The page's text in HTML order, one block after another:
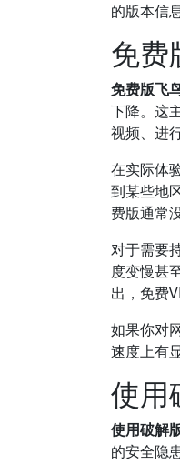
的版本信
免费
免费版飞
下降。这
视频、进
在实际体
到某些地
费版通常
对于需要
度变慢甚
出，免费
如果你对
速度上有
使用
使用破解
的安全隐